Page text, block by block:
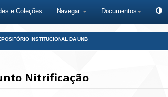
e Coleções Navegar Documentos
INSTITUCIONAL DA UNB
Nitrificação